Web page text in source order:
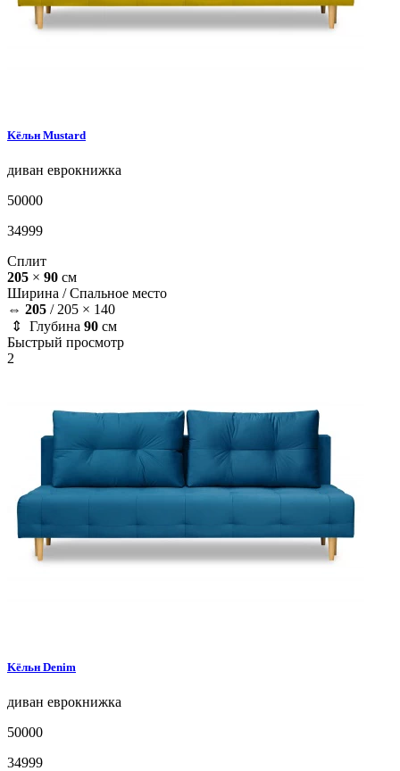
Kёльн Mustard
диван еврокнижка
50000
34999
Сплит
205 × 90 см
Ширина /Спальное место
⇔ 205 / 205 × 140
⇕ Глубина 90 см
Быстрый просмотр
2
Kёльн Denim
диван еврокнижка
50000
34999